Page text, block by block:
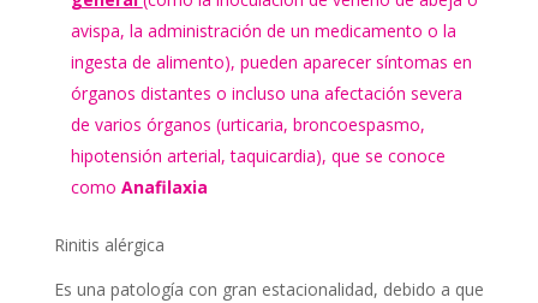
avispa, la administración de un medicamento o la
ingesta de alimento), pueden aparecer síntomas en
órganos distantes o incluso una afectación severa
de varios órganos (urticaria, broncoespasmo,
hipotensión arterial, taquicardia), que se conoce
como Anafilaxia
Rinitis alérgica
Es una patología con gran estacionalidad, debido a que